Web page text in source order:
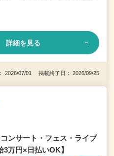
詳細を見る
2026/07/01 掲載終了日： 2026/09/25
ンサート・フェス・ライブ
万円×日払いOK】